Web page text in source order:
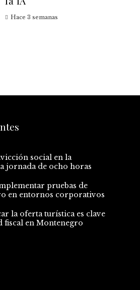
Hace 3 semanas
social en la
jornada de ocho horas
pruebas de
en entornos corporativos
la oferta turística es clave
fiscal en Montenegro